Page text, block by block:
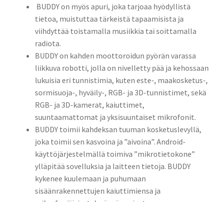
BUDDY on myös apuri, joka tarjoaa hyödyllistä
tietoa, muistuttaa tärkeistä tapaamisista ja
viihdyttää toistamalla musiikkia tai soittamalla
radiota.
BUDDY on kahden moottoroidun pyörän varassa
liikkuva robotti, jolla on nivelletty pää ja kehossaan
lukuisia eri tunnistimia, kuten este-, maakosketus-,
sormisuoja-, hyväily-, RGB- ja 3D-tunnistimet, sekä
RGB- ja 3D-kamerat, kaiuttimet,
suuntaamattomat ja yksisuuntaiset mikrofonit.
BUDDY toimii kahdeksan tuuman kosketuslevyllä,
joka toimii sen kasvoina ja ”aivoina”. Android-
käyttöjärjestelmällä toimiva ”mikrotietokone”
ylläpitää sovelluksia ja laitteen tietoja. BUDDY
kykenee kuulemaan ja puhumaan
sisäänrakennettujen kaiuttimiensa ja